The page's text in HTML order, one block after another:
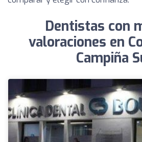
Dentistas con
valoraciones en
Campiña